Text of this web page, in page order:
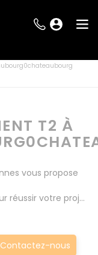
T2 À
vous propose
réussir votre projet
Rheu, Pacé,
Contactez-nous